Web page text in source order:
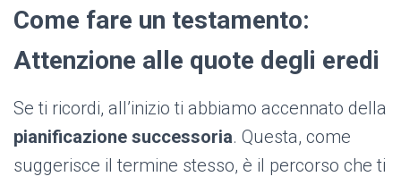
Come fare un testamento:
Attenzione alle quote degli eredi
Se ti ricordi, all’inizio ti abbiamo accennato della
pianificazione successoria. Questa, come
suggerisce il termine stesso, è il percorso che ti